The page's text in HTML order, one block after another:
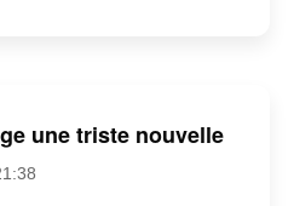
une triste nouvelle